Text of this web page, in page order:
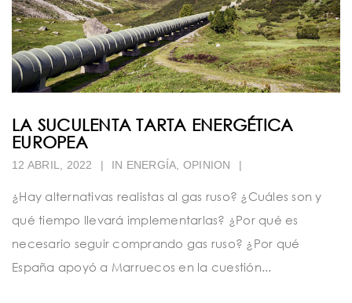
LA SUCULENTA TARTA ENERGÉTICA
EUROPEA
12 ABRIL, 2022 | IN ENERGÍA, OPINION |
¿Hay alternativas realistas al gas ruso? ¿Cuáles son y
qué tiempo llevará implementarlas? ¿Por qué es
necesario seguir comprando gas ruso? ¿Por qué
España apoyó a Marruecos en la cuestión...